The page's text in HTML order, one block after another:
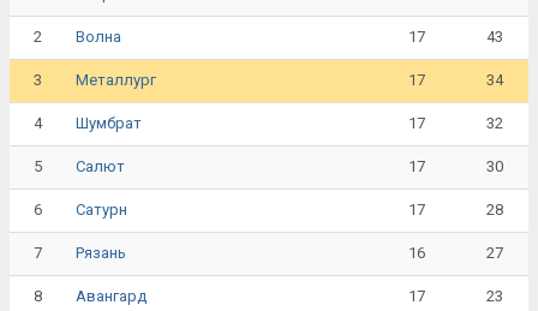
2 Волна 17 43
3 Металлург 17 34
4 Шумбрат 17 32
5 Салют 17 30
6 Сатурн 17 28
7 Рязань 16 27
8 Авангард 17 23